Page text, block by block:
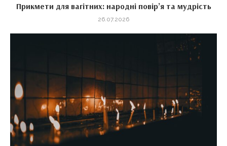
Прикмети для вагітних: народні повір’я та мудрість
26.07.2026